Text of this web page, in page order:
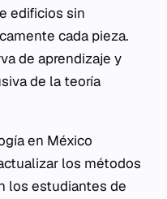
edificios sin
cada pieza.
de aprendizaje y
de la teoría
en México
los métodos
los estudiantes de